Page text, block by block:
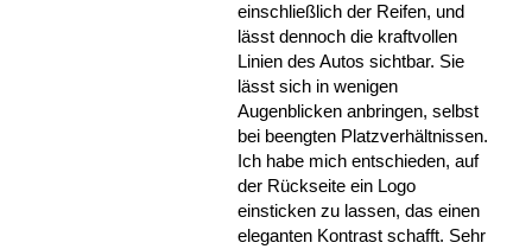
einschließlich der Reifen, und
lässt dennoch die kraftvollen
Linien des Autos sichtbar. Sie
lässt sich in wenigen
Augenblicken anbringen, selbst
bei beengten Platzverhältnissen.
Ich habe mich entschieden, auf
der Rückseite ein Logo
einsticken zu lassen, das einen
eleganten Kontrast schafft. Sehr